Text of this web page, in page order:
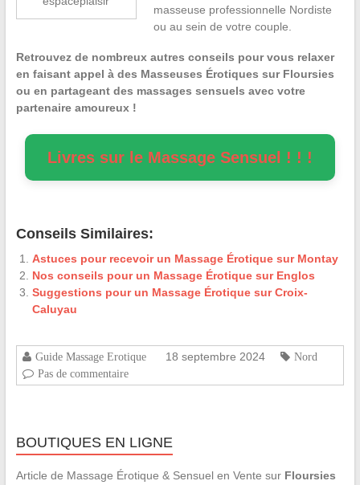
masseuse professionnelle Nordiste
ou au sein de votre couple.
Retrouvez de nombreux autres conseils pour vous relaxer
en faisant appel à des Masseuses Érotiques sur Floursies
ou en partageant des massages sensuels avec votre
partenaire amoureux !
Livres sur le Massage Sensuel ! ! !
Conseils Similaires:
Astuces pour recevoir un Massage Érotique sur Montay
Nos conseils pour un Massage Érotique sur Englos
Suggestions pour un Massage Érotique sur Croix-
Caluyau
Guide Massage Erotique 18 septembre 2024
Nord
Pas de commentaire
BOUTIQUES EN LIGNE
Article de Massage Érotique & Sensuel en Vente sur Floursies